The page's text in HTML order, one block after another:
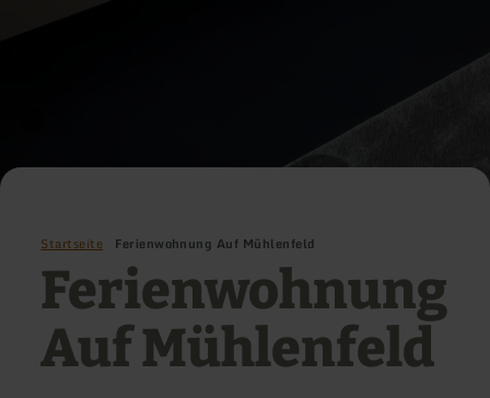
Startseite Ferienwohnung Auf Mühlenfeld
Ferienwohnung
Auf Mühlenfeld